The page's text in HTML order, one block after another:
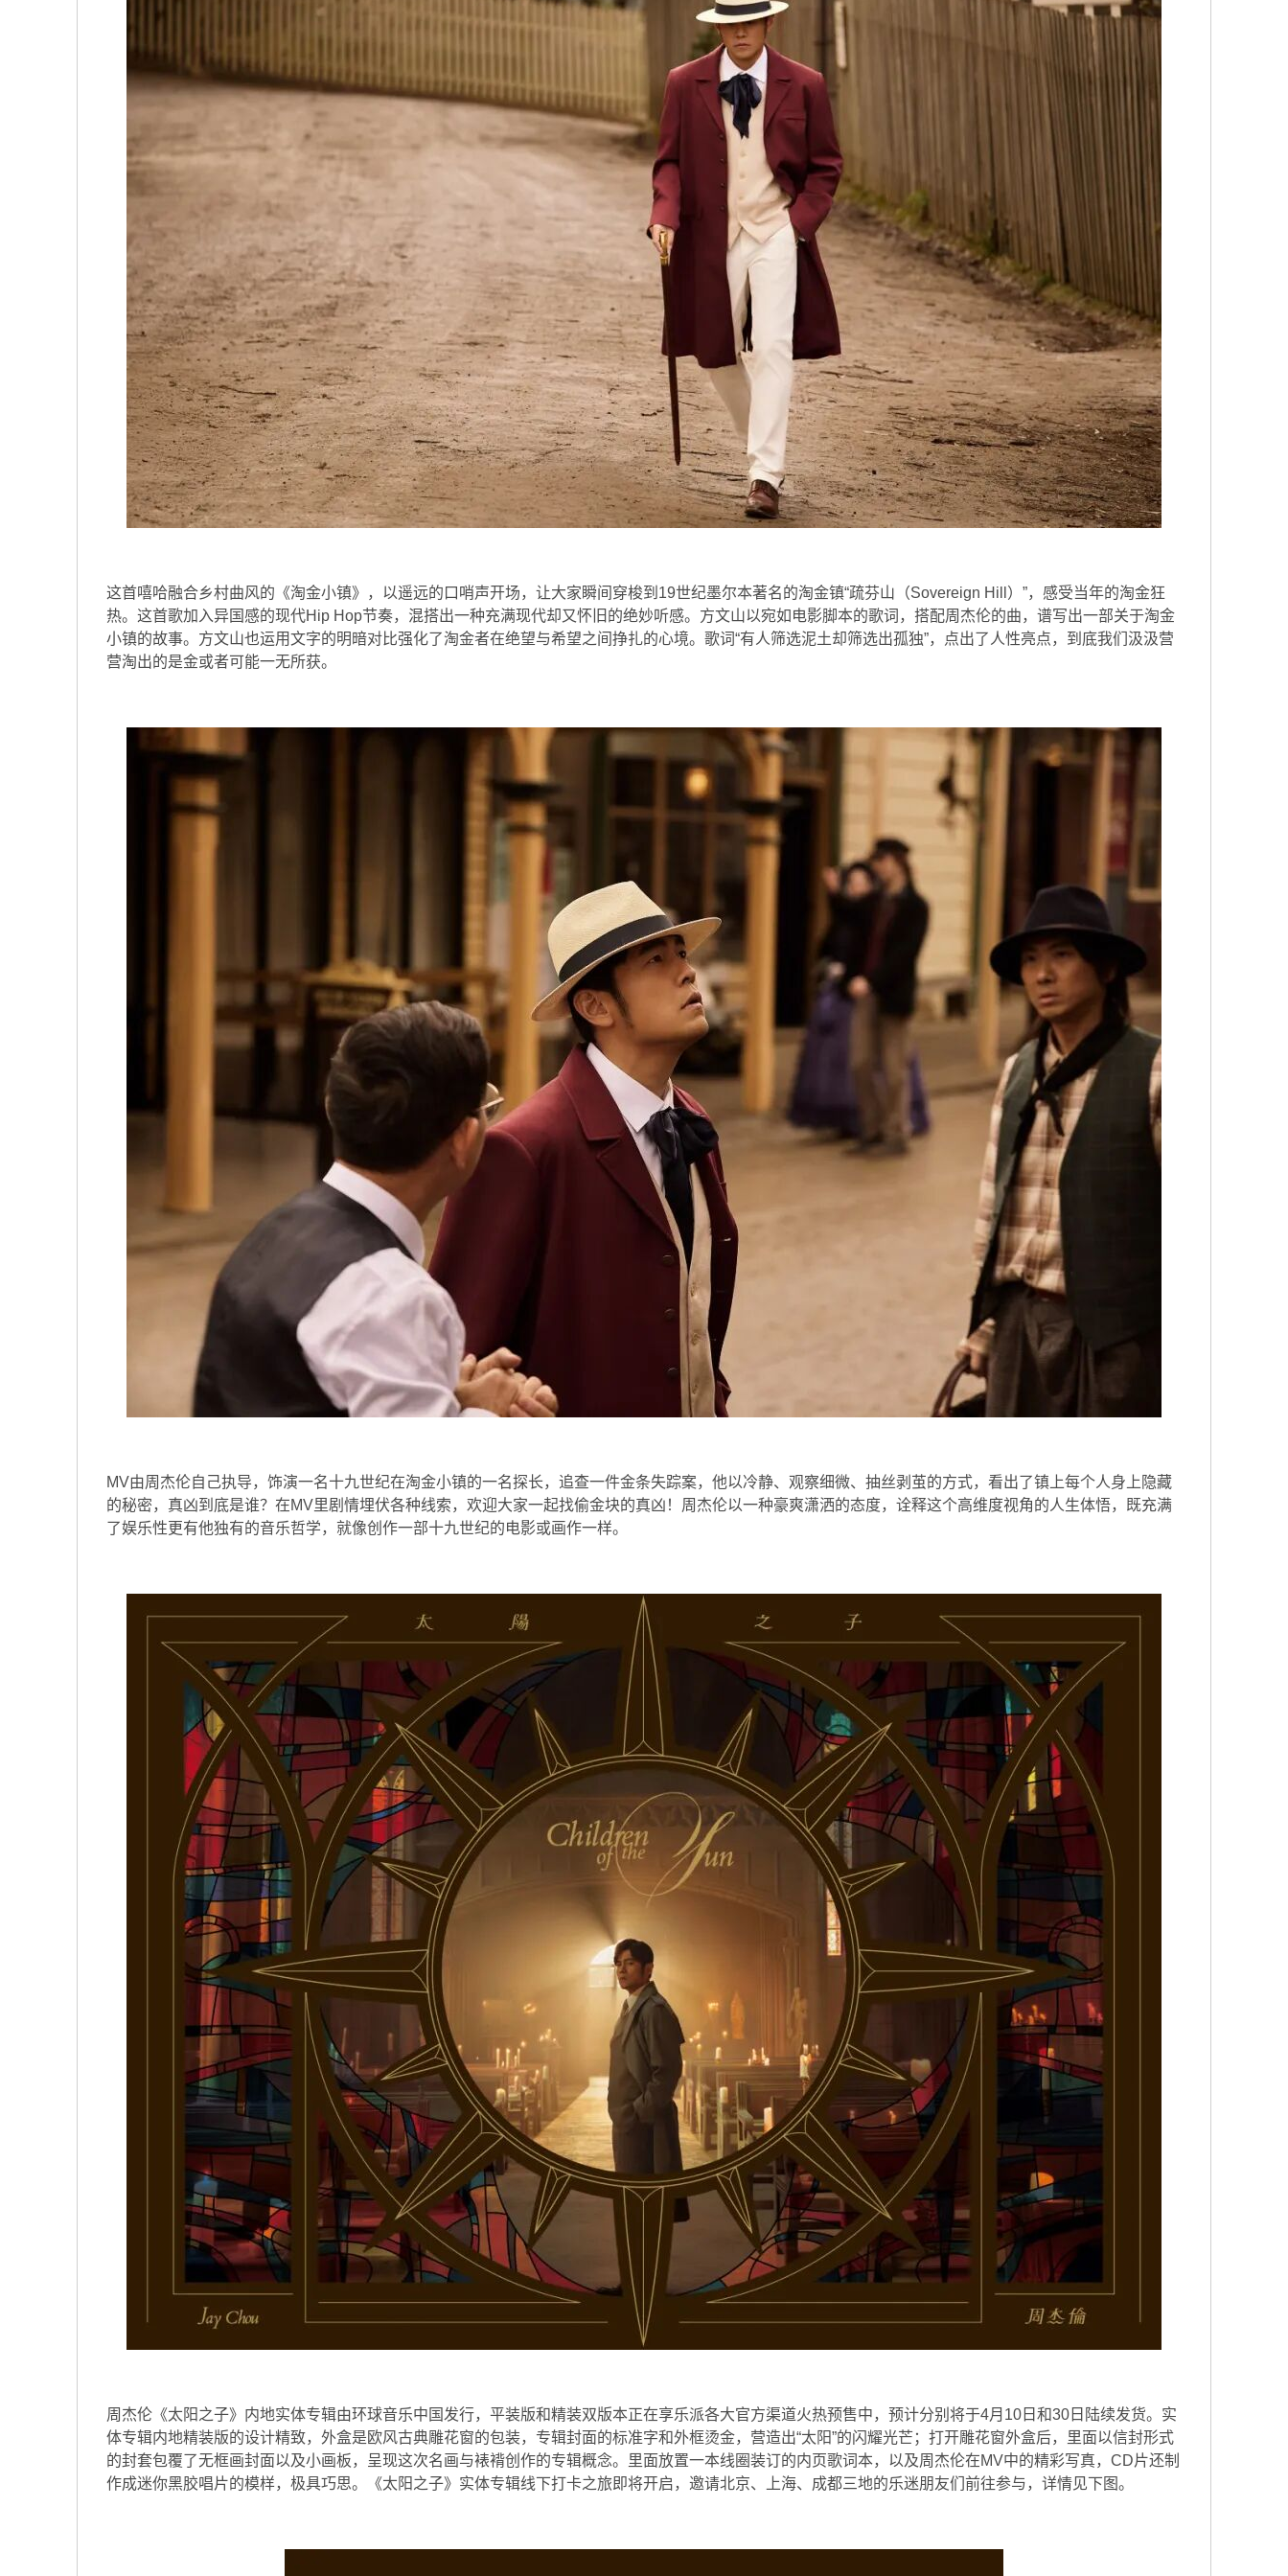
这首嘻哈融合乡村曲风的《淘金小镇》，以遥远的口哨声开场，让大家瞬间穿梭到19世纪墨尔本著名的淘金镇“疏芬山（Sovereign Hill）”，感受当年的淘金狂
热。这首歌加入异国感的现代Hip Hop节奏，混搭出一种充满现代却又怀旧的绝妙听感。方文山以宛如电影脚本的歌词，搭配周杰伦的曲，谱写出一部关于淘金
小镇的故事。方文山也运用文字的明暗对比强化了淘金者在绝望与希望之间挣扎的心境。歌词“有人筛选泥土却筛选出孤独”，点出了人性亮点，到底我们汲汲营
营淘出的是金或者可能一无所获。
MV由周杰伦自己执导，饰演一名十九世纪在淘金小镇的一名探长，追查一件金条失踪案，他以冷静、观察细微、抽丝剥茧的方式，看出了镇上每个人身上隐藏
的秘密，真凶到底是谁？在MV里剧情埋伏各种线索，欢迎大家一起找偷金块的真凶！周杰伦以一种豪爽潇洒的态度，诠释这个高维度视角的人生体悟，既充满
了娱乐性更有他独有的音乐哲学，就像创作一部十九世纪的电影或画作一样。
周杰伦《太阳之子》内地实体专辑由环球音乐中国发行，平装版和精装双版本正在享乐派各大官方渠道火热预售中，预计分别将于4月10日和30日陆续发货。实
体专辑内地精装版的设计精致，外盒是欧风古典雕花窗的包装，专辑封面的标准字和外框烫金，营造出“太阳”的闪耀光芒；打开雕花窗外盒后，里面以信封形式
的封套包覆了无框画封面以及小画板，呈现这次名画与裱褙创作的专辑概念。里面放置一本线圈装订的内页歌词本，以及周杰伦在MV中的精彩写真，CD片还制
作成迷你黑胶唱片的模样，极具巧思。《太阳之子》实体专辑线下打卡之旅即将开启，邀请北京、上海、成都三地的乐迷朋友们前往参与，详情见下图。
扫码关注@环球音乐集团微博
扫码关注环球音乐集团微信公众号